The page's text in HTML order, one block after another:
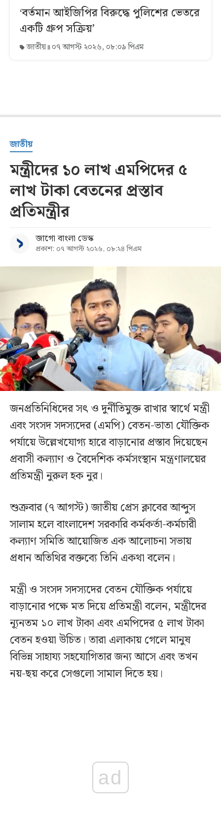
‘বর্তমান আইজিপির বিরুদ্ধে পুলিশের ভেতরে
একটি গ্রুপ সক্রিয়’
জাতীয় ০৭ আগস্ট ২০২৬, ০৮:০৯ পিএম
জাতীয়
মন্ত্রীদের ১০ লাখ এমপিদের ৫
লাখ টাকা বেতনের প্রস্তাব
প্রতিমন্ত্রীর
জাগো বাংলা ডেস্ক
প্রকাশ: ০৭ আগস্ট ২০২৬, ০৮:২৪ পিএম
জনপ্রতিনিধিদের সৎ ও দুর্নীতিমুক্ত রাখার স্বার্থে মন্ত্রী
এবং সংসদ সদস্যদের (এমপি) বেতন-ভাতা যৌক্তিক
পর্যায়ে উল্লেখযোগ্য হারে বাড়ানোর প্রস্তাব দিয়েছেন
প্রবাসী কল্যাণ ও বৈদেশিক কর্মসংস্থান মন্ত্রণালয়ের
প্রতিমন্ত্রী নুরুল হক নুর।
শুক্রবার (৭ আগস্ট) জাতীয় প্রেস ক্লাবের আব্দুস
সালাম হলে বাংলাদেশ সরকারি কর্মকর্তা-কর্মচারী
কল্যাণ সমিতি আয়োজিত এক আলোচনা সভায়
প্রধান অতিথির বক্তব্যে তিনি একথা বলেন।
মন্ত্রী ও সংসদ সদস্যদের বেতন যৌক্তিক পর্যায়ে
বাড়ানোর পক্ষে মত দিয়ে প্রতিমন্ত্রী বলেন, মন্ত্রীদের
ন্যূনতম ১০ লাখ টাকা এবং এমপিদের ৫ লাখ টাকা
বেতন হওয়া উচিত। তারা এলাকায় গেলে মানুষ
বিভিন্ন সাহায্য সহযোগিতার জন্য আসে এবং তখন
নয়-ছয় করে সেগুলো সামাল দিতে হয়।
ad